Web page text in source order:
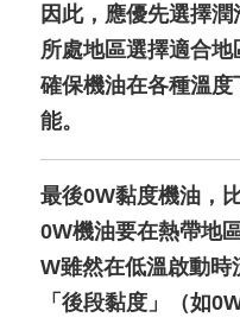
因此，應優先選擇
所處地區選擇適合地
確保機油在各種溫
能。
最後0W黏度機油，
0W機油要在熱帶地
W雖然在低溫啟動
「後段黏度」（如